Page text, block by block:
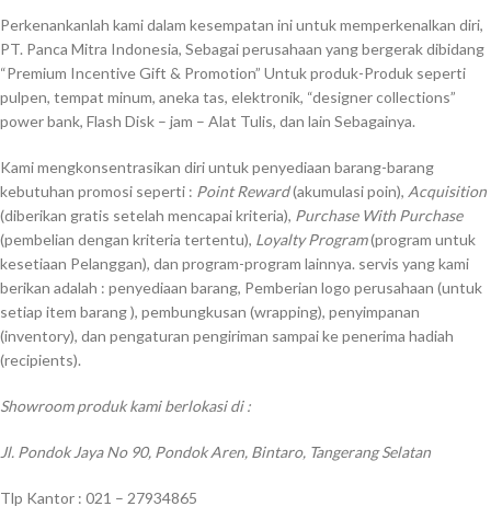
Perkenankanlah kami dalam kesempatan ini untuk memperkenalkan diri,
PT. Panca Mitra Indonesia, Sebagai perusahaan yang bergerak dibidang
“Premium Incentive Gift & Promotion” Untuk produk-Produk seperti
pulpen, tempat minum, aneka tas, elektronik, “designer collections”
power bank, Flash Disk – jam – Alat Tulis, dan lain Sebagainya.
Kami mengkonsentrasikan diri untuk penyediaan barang-barang
kebutuhan promosi seperti : Point Reward(akumulasi poin), Acquisition
(diberikan gratis setelah mencapai kriteria), Purchase With Purchase
(pembelian dengan kriteria tertentu), Loyalty Program(program untuk
kesetiaan Pelanggan), dan program-program lainnya. servis yang kami
berikan adalah : penyediaan barang, Pemberian logo perusahaan (untuk
setiap item barang ), pembungkusan (wrapping), penyimpanan
(inventory), dan pengaturan pengiriman sampai ke penerima hadiah
(recipients).
Showroom produk kami berlokasi di :
Jl. Pondok Jaya No 90, Pondok Aren, Bintaro, Tangerang Selatan
Tlp Kantor : 021 – 27934865